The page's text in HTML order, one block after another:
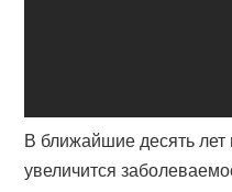
В ближайшие десять лет
увеличится